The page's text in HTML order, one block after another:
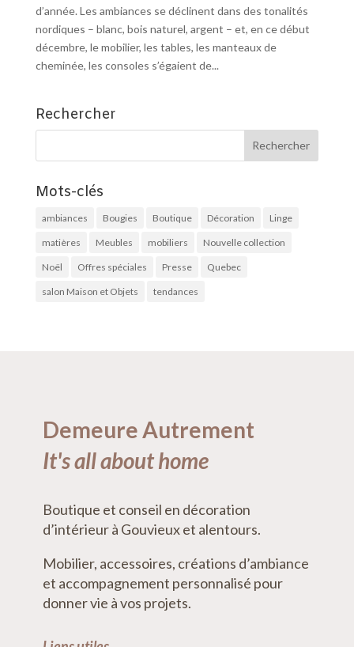
d’année. Les ambiances se déclinent dans des tonalités
nordiques – blanc, bois naturel, argent – et, en ce début
décembre, le mobilier, les tables, les manteaux de
cheminée, les consoles s’égaient de...
Rechercher
Mots-clés
ambiances Bougies Boutique Décoration Linge
matières Meubles mobiliers Nouvelle collection
Noël Offres spéciales Presse Quebec
salon Maison et Objets tendances
Demeure Autrement
It's all about home
Boutique et conseil en décoration
d’intérieur à Gouvieux et alentours.
Mobilier, accessoires, créations d’ambiance
et accompagnement personnalisé pour
donner vie à vos projets.